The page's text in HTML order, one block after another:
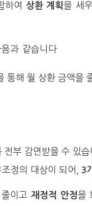
하여 상환 계획을 세
과 같습니다
통해 월 상환 금액을
전부 감면받을 수 있습
정의 대상이 되어, 3
이고 재정적 안정을